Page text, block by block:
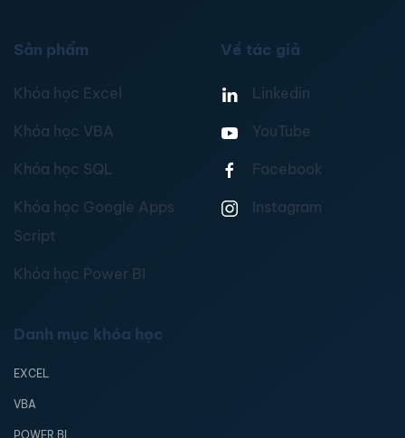
Sản phẩm
Khóa học Excel
Khóa học VBA
Khóa học SQL
Khóa học Google Apps
Script
Khóa học Power BI
Về tác giả
Linkedin
YouTube
Facebook
Instagram
Danh mục khóa học
EXCEL
VBA
POWER BI